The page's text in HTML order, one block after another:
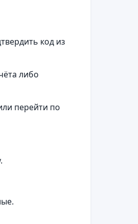
код из
либо
перейти по